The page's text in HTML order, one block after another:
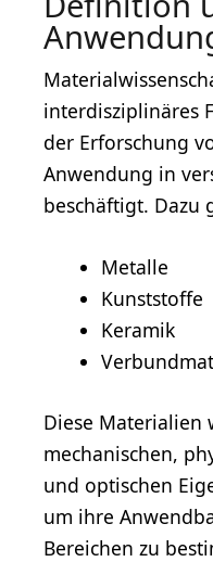
interdisziplinäres
der Erforschung
Anwendung in
beschäftigt. Dazu
Metalle
Kunststoffe
Keramik
Diese Materialien
mechanischen,
und optischen
um ihre
Bereichen zu